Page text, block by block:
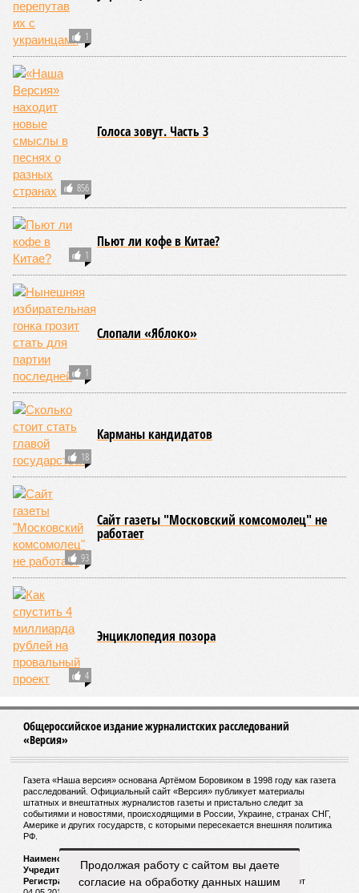
процветая бесконечно долго. С другой стороны, клетки
миокарда (среднего слоя сердечной мышцы) и нейроны
(клетки головного мозга) гораздо более подвержены
мутациям: если их функция деления и размножения
утрачена, восстановить её невозможно. Когда они
перестают функционировать, отказывают сердце и мозг,
что, разумеется, приводит к смерти. Авторы исследования
называют эти типы клеток «критическими точками
ограничения продолжительности жизни».
Причина ясна, но будущее в тумане
Получается, что бедная несчастная печень, вынужденная
переваривать вредную пищу и прочий алкоголь на
ежедневной основе, могла бы прожить десятки тысяч лет!
А вот мозг, от которого эта печень полностью зависит, – нет.
Согласно сколковской модели повреждение одних только
нейронов сокращает среднюю продолжительность жизни
до 194 лет, а повреждение клеток сердечной мышцы – до
208 лет. Эти результаты заставляют усомниться в мечтах
энтузиастов долголетия, таких как биохакер Брайан
Джонсон, который ежегодно тратит миллионы долларов на
попытки замедлить процесс старения и в конечном счёте
опередить саму смерть, иронизируют в New York Post.
Главная проблема и печаль в том, что не в одних только
мутациях дело.«Наше исследование показывает, что
соматические мутации вносят значительный вклад в
старение, но сами по себе они не могут объяснить
наблюдаемую смертность, –цитирует Medical Express
соавтора исследования
сотрудника Центра био- и медицинских технологий
Сколтеха и старшего научного сотрудника AIRI. –Это
означает, что другие механизмы старения, такие как
потеря протеостаза, митохондриальная дисфункция или
эпигенетические изменения, вносят сопоставимый вклад
в ограничение продолжительности жизни».
Впрочем, исключение соматических мутаций в любом
случае сильно бы продлило человеческую жизнь. Но как
их исключить? Ведь всё это зависит от множества
вводных, от обычных ошибок при делении клеток до
воздействия вирусов. На этот вопрос ответа у учёных из
Сколкова нет. Во всяком случае, пока нет.
Кстати
Самым долгоживущим человеком на Земле остаётся
француженка Жанна Кальман, родившаяся 21 февраля
1875 года в Арле и там же скончавшаяся 4 августа
1997-го, – на момент смерти ей было 122 года и 164
дня.
Всю свою жизнь она прожила в родном городе, лишь к
Продолжая работу с сайтом вы даете
согласие на обработку данных нашим